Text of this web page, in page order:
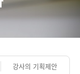
강사의 기획제안